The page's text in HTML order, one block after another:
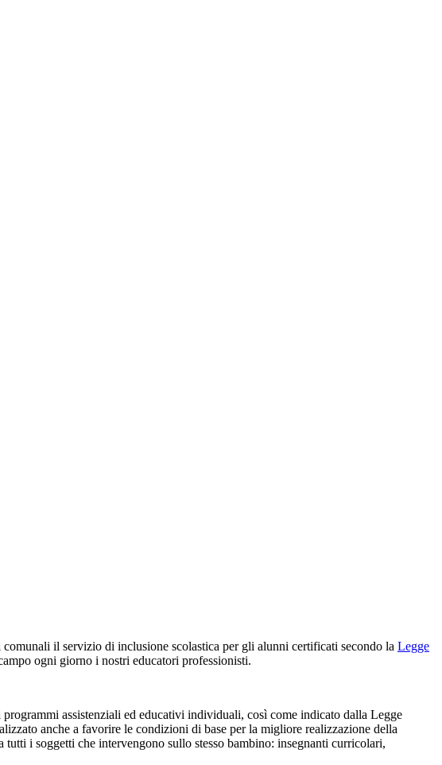
il servizio di inclusione scolastica per gli alunni certificati secondo la Legge
ogni giorno i nostri educatori professionisti.
programmi assistenziali ed educativi individuali, così come indicato dalla Legge
anche a favorire le condizioni di base per la migliore realizzazione della
i soggetti che intervengono sullo stesso bambino: insegnanti curricolari,